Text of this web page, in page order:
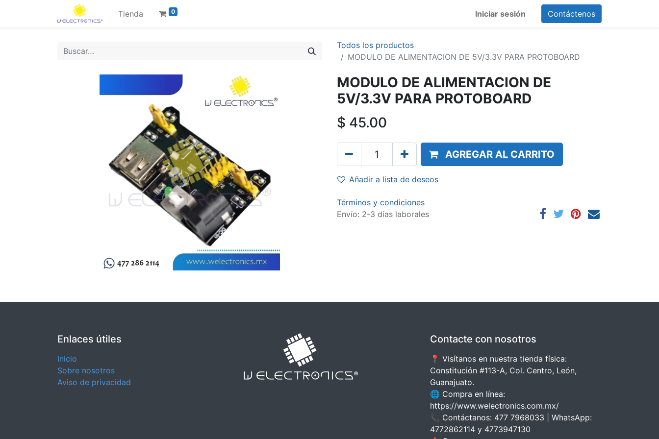
Tienda 0 Iniciar sesión Contáctenos
Todos los productos
MODULO DE ALIMENTACION DE 5V/3.3V PARA PROTOBOARD
MODULO DE ALIMENTACION DE
5V/3.3V PARA PROTOBOARD
$ 45.00
AGREGAR AL CARRITO
Añadir a lista de deseos
Términos y condiciones
Envío: 2-3 días laborales
Enlaces útiles
Inicio
Sobre nosotros
Aviso de privacidad
Contacte con nosotros
📍 Visítanos en nuestra tienda física:
Constitución #113-A, Col. Centro, León,
Guanajuato.
🌐 Compra en línea:
https://www.welectronics.com.mx/
📞 Contáctanos: 477 7968033 | WhatsApp:
4772862114 y 4773947130